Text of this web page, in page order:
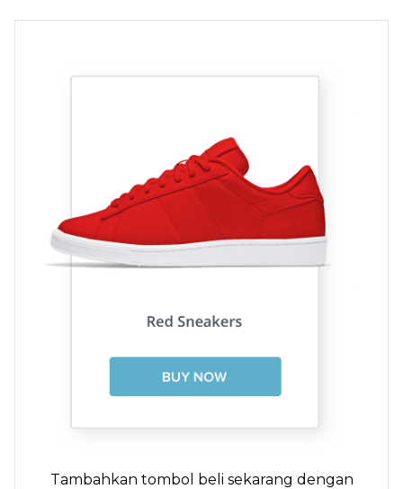
Tambahkan tombol beli sekarang dengan